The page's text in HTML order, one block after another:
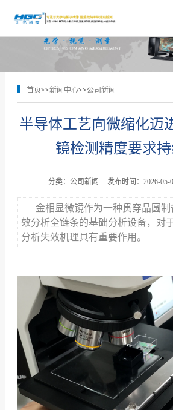
首页>>新闻中心>>公司新闻
半导体工艺向微缩化迈
镜检测精度要求
分类：公司新闻 发布时间：2026-05-
金相显微镜作为一种贯穿晶圆
效分析全链条的基础分析设备，对
分析失效机理具有重要作用。